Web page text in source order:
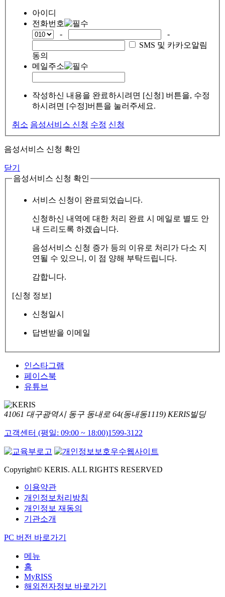
아이디
전화번호
-
-
SMS 및 카카오알림
동의
메일주소
작성하신 내용을 완료하시려면 [신청] 버튼을, 수정
하시려면 [수정]버튼을 눌러주세요.
취소 음성서비스 신청 수정 신청
음성서비스 신청 확인
닫기
음성서비스 신청 확인
서비스 신청이 완료되었습니다.
신청하신 내역에 대한 처리 완료 시 메일로 별도 안
내 드리도록 하겠습니다.
음성서비스 신청 증가 등의 이유로 처리가 다소 지
연될 수 있으니, 이 점 양해 부탁드립니다.
감합니다.
[신청 정보]
신청일시
답변받을 이메일
인스타그램
페이스북
유튜브
41061 대구광역시 동구 동내로 64(동내동1119) KERIS빌딩
고객센터 (평일: 09:00 ~ 18:00)1599-3122
Copyright© KERIS. ALL RIGHTS RESERVED
이용약관
개인정보처리방침
개인정보 재동의
기관소개
PC 버전 바로가기
메뉴
홈
MyRISS
해외전자정보 바로가기